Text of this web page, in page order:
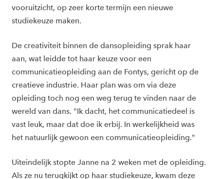
vooruitzicht, op zeer korte termijn een nieuwe
studiekeuze maken.
De creativiteit binnen de dansopleiding sprak haar
aan, wat leidde tot haar keuze voor een
communicatieopleiding aan de Fontys, gericht op de
creatieve industrie. Haar plan was om via deze
opleiding toch nog een weg terug te vinden naar de
wereld van dans. "Ik dacht, het communicatiedeel is
vast leuk, maar dat doe ik erbij. In werkelijkheid was
het natuurlijk gewoon een communicatieopleiding."
Uiteindelijk stopte Janne na 2 weken met de opleiding.
Als ze nu terugkijkt op haar studiekeuze, kwam deze